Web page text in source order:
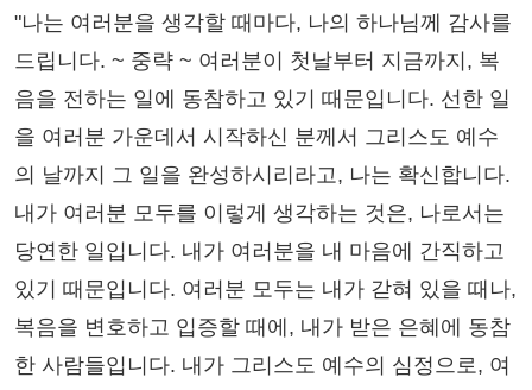
"나는 여러분을 생각할 때마다, 나의 하나님께 감사를
드립니다. ~ 중략 ~ 여러분이 첫날부터 지금까지, 복
음을 전하는 일에 동참하고 있기 때문입니다. 선한 일
을 여러분 가운데서 시작하신 분께서 그리스도 예수
의 날까지 그 일을 완성하시리라고, 나는 확신합니다.
내가 여러분 모두를 이렇게 생각하는 것은, 나로서는
당연한 일입니다. 내가 여러분을 내 마음에 간직하고
있기 때문입니다. 여러분 모두는 내가 갇혀 있을 때나,
복음을 변호하고 입증할 때에, 내가 받은 은혜에 동참
한 사람들입니다. 내가 그리스도 예수의 심정으로, 여